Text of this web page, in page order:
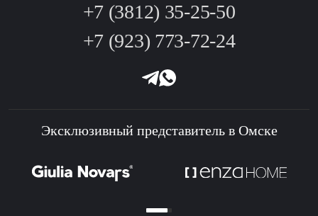
+7 (3812) 35-25-50
+7 (923) 773-72-24
Эксклюзивный представитель в Омске